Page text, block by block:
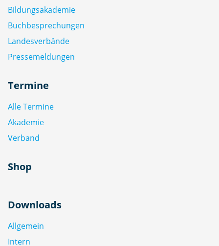
Bildungsakademie
Buchbesprechungen
Landesverbände
Pressemeldungen
Termine
Alle Termine
Akademie
Verband
Shop
Downloads
Allgemein
Intern